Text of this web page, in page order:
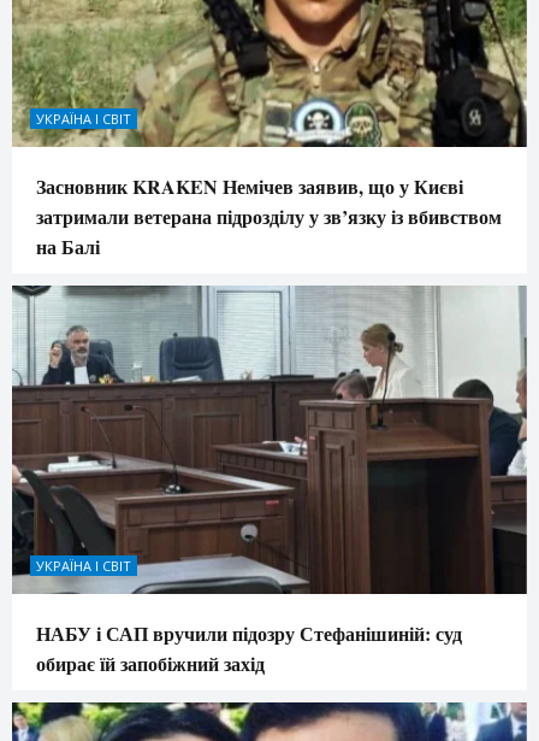
УКРАЇНА І СВІТ
Засновник KRAKEN Немічев заявив, що у Києві
затримали ветерана підрозділу у зв’язку із вбивством
на Балі
УКРАЇНА І СВІТ
НАБУ і САП вручили підозру Стефанішиній: суд
обирає їй запобіжний захід